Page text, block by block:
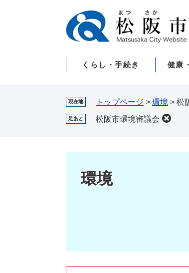
くらし・手続き 健康
現在地 トップページ > 環境 > 松
足あと 松阪市環境審議会
環境